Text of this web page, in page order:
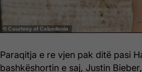
Paraqitja e re vjen pak ditë pasi
bashkëshortin e saj, Justin